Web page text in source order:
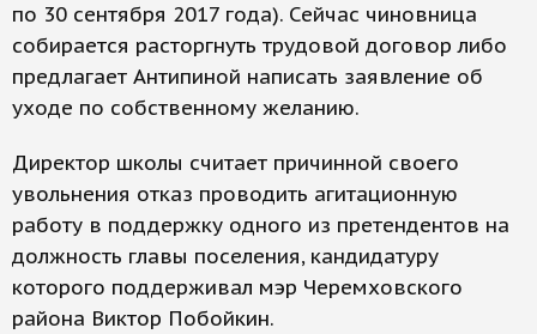
по 30 сентября 2017 года). Сейчас чиновница
собирается расторгнуть трудовой договор либо
предлагает Антипиной написать заявление об
уходе по собственному желанию.
Директор школы считает причинной своего
увольнения отказ проводить агитационную
работу в поддержку одного из претендентов на
должность главы поселения, кандидатуру
которого поддерживал мэр Черемховского
района Виктор Побойкин.